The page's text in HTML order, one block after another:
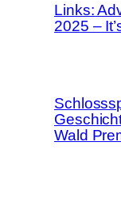
Links:
2025 –
Wald